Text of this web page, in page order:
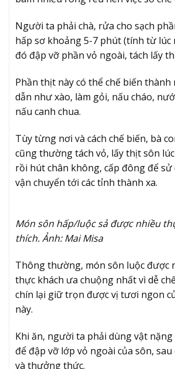
Người ta phải chà, rửa cho sạch
hấp sơ khoảng 5-7 phút (tính từ lúc
đó đập vỡ phần vỏ ngoài, tách lấy
Phần thịt này có thể chế biến thành
dẫn như xào, làm gỏi, nấu cháo,
nấu canh chua.
Tùy từng nơi và cách chế biến, bà
cũng thường tách vỏ, lấy thịt sôn
rồi hút chân không, cấp đông để sử
vận chuyển tới các tỉnh thành xa.
Món sôn hấp/luộc sả được nhiều
thích. Ảnh: Mai Misa
Thông thường, món sôn luộc được
thực khách ưa chuộng nhất vì dễ
chín lại giữ trọn được vị tươi ngon
này.
Khi ăn, người ta phải dùng vật
để đập vỡ lớp vỏ ngoài của sôn,
và thưởng thức.